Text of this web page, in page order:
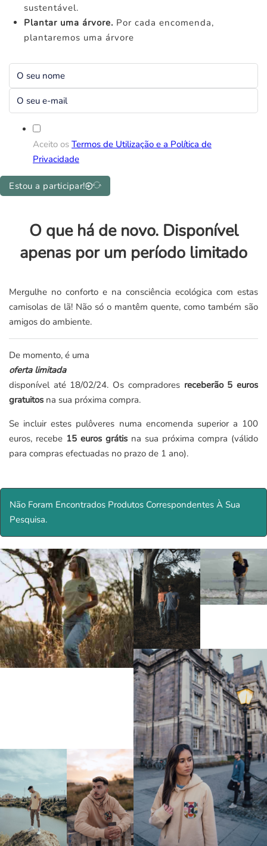
sustentável.
Plantar uma árvore. Por cada encomenda,
plantaremos uma árvore
Aceito os Termos de Utilização e a Política de
Privacidade
Estou a participar!
O que há de novo. Disponível
apenas por um período limitado
Mergulhe no conforto e na consciência ecológica com estas
camisolas de lã! Não só o mantêm quente, como também são
amigos do ambiente.
De momento, é uma
oferta limitada
disponível até 18/02/24. Os compradores receberão 5 euros
gratuitos na sua próxima compra.
Se incluir estes pulôveres numa encomenda superior a 100
euros, recebe 15 euros grátis na sua próxima compra (válido
para compras efectuadas no prazo de 1 ano).
Não Foram Encontrados Produtos Correspondentes À Sua
Pesquisa.